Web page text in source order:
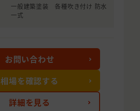
一般建築塗装 各種吹き付け 防水
一式
詳細を見る
お問い合わせ
相場を確認する